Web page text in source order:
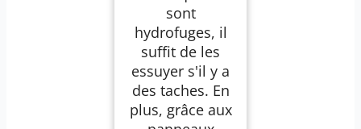
sont
hydrofuges, il
suffit de les
essuyer s'il y a
des taches. En
plus, grâce aux